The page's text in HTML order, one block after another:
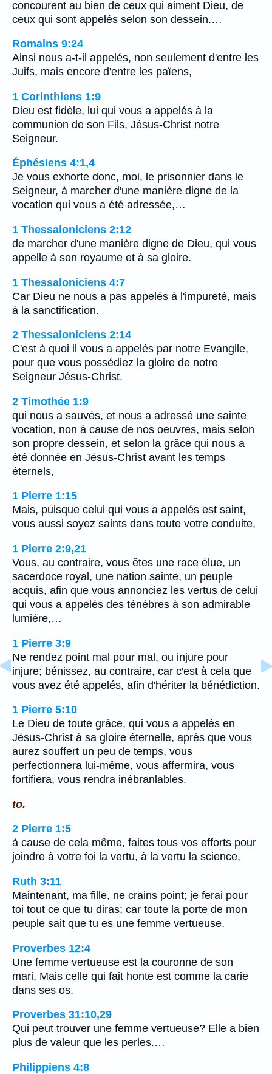
concourent au bien de ceux qui aiment Dieu, de
ceux qui sont appelés selon son dessein.…
Romains 9:24
Ainsi nous a-t-il appelés, non seulement d'entre les
Juifs, mais encore d'entre les païens,
1 Corinthiens 1:9
Dieu est fidèle, lui qui vous a appelés à la
communion de son Fils, Jésus-Christ notre
Seigneur.
Éphésiens 4:1,4
Je vous exhorte donc, moi, le prisonnier dans le
Seigneur, à marcher d'une manière digne de la
vocation qui vous a été adressée,…
1 Thessaloniciens 2:12
de marcher d'une manière digne de Dieu, qui vous
appelle à son royaume et à sa gloire.
1 Thessaloniciens 4:7
Car Dieu ne nous a pas appelés à l'impureté, mais
à la sanctification.
2 Thessaloniciens 2:14
C'est à quoi il vous a appelés par notre Evangile,
pour que vous possédiez la gloire de notre
Seigneur Jésus-Christ.
2 Timothée 1:9
qui nous a sauvés, et nous a adressé une sainte
vocation, non à cause de nos oeuvres, mais selon
son propre dessein, et selon la grâce qui nous a
été donnée en Jésus-Christ avant les temps
éternels,
1 Pierre 1:15
Mais, puisque celui qui vous a appelés est saint,
vous aussi soyez saints dans toute votre conduite,
1 Pierre 2:9,21
Vous, au contraire, vous êtes une race élue, un
sacerdoce royal, une nation sainte, un peuple
acquis, afin que vous annonciez les vertus de celui
qui vous a appelés des ténèbres à son admirable
lumière,…
1 Pierre 3:9
Ne rendez point mal pour mal, ou injure pour
injure; bénissez, au contraire, car c'est à cela que
vous avez été appelés, afin d'hériter la bénédiction.
1 Pierre 5:10
Le Dieu de toute grâce, qui vous a appelés en
Jésus-Christ à sa gloire éternelle, après que vous
aurez souffert un peu de temps, vous
perfectionnera lui-même, vous affermira, vous
fortifiera, vous rendra inébranlables.
to.
2 Pierre 1:5
à cause de cela même, faites tous vos efforts pour
joindre à votre foi la vertu, à la vertu la science,
Ruth 3:11
Maintenant, ma fille, ne crains point; je ferai pour
toi tout ce que tu diras; car toute la porte de mon
peuple sait que tu es une femme vertueuse.
Proverbes 12:4
Une femme vertueuse est la couronne de son
mari, Mais celle qui fait honte est comme la carie
dans ses os.
Proverbes 31:10,29
Qui peut trouver une femme vertueuse? Elle a bien
plus de valeur que les perles.…
Philippiens 4:8